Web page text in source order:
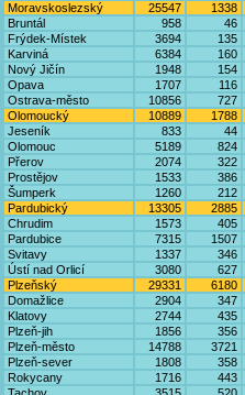
Moravskoslezský
25547 1338
Bruntál
958 46
Frýdek-Místek
3694 135
Karviná
6384 160
Nový Jičín
1948 154
Opava
1707 116
Ostrava-město
10856 727
Olomoucký
10889 1788
Jeseník
833 44
Olomouc
5189 824
Přerov
2074 322
Prostějov
1533 386
Šumperk
1260 212
Pardubický
13305 2885
Chrudim
1573 405
Pardubice
7315 1507
Svitavy
1337 346
Ústí nad Orlicí
3080 627
Plzeňský
29331 6180
Domažlice
2904 347
Klatovy
2744 435
Plzeň-jih
1856 356
Plzeň-město
14788 3721
Plzeň-sever
1808 358
Rokycany
1716 443